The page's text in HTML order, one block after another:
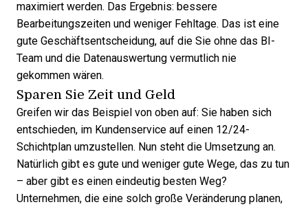
maximiert werden. Das Ergebnis: bessere
Bearbeitungszeiten und weniger Fehltage. Das ist eine
gute Geschäftsentscheidung, auf die Sie ohne das BI-
Team und die Datenauswertung vermutlich nie
gekommen wären.
Sparen Sie Zeit und Geld
Greifen wir das Beispiel von oben auf: Sie haben sich
entschieden, im Kundenservice auf einen 12/24-
Schichtplan umzustellen. Nun steht die Umsetzung an.
Natürlich gibt es gute und weniger gute Wege, das zu tun
– aber gibt es einen eindeutig besten Weg?
Unternehmen, die eine solch große Veränderung planen,